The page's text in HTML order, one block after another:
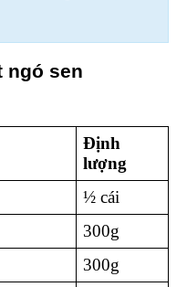
ngó sen
Định
lượng
½ cái
300g
300g